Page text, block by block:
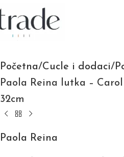
Početna Cucle i dodaci
Paola Reina lutka –
32cm
Paola Reina